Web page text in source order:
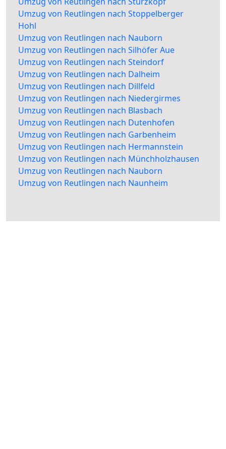
Umzug von Reutlingen nach Stoppelberger
Hohl
Umzug von Reutlingen nach Nauborn
Umzug von Reutlingen nach Silhöfer Aue
Umzug von Reutlingen nach Steindorf
Umzug von Reutlingen nach Dalheim
Umzug von Reutlingen nach Dillfeld
Umzug von Reutlingen nach Niedergirmes
Umzug von Reutlingen nach Blasbach
Umzug von Reutlingen nach Dutenhofen
Umzug von Reutlingen nach Garbenheim
Umzug von Reutlingen nach Hermannstein
Umzug von Reutlingen nach Münchholzhausen
Umzug von Reutlingen nach Nauborn
Umzug von Reutlingen nach Naunheim